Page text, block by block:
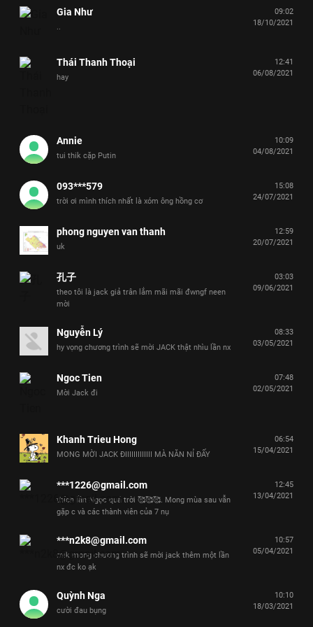
Gia Như
09:02
18/10/2021
Thái Thanh Thoại
hay
12:41
06/08/2021
Annie
tui thik cặp Putin
10:09
04/08/2021
093***579
trời ơi mình thích nhất là xóm ông hồng cơ
15:08
24/07/2021
phong nguyen van thanh
uk
12:59
20/07/2021
孔子
theo tôi là jack giả trân lắm mãi mãi đwngf neen
mời
03:03
09/06/2021
Nguyễn Lý
hy vọng chương trình sẽ mời JACK thật nhìu lần nx
08:33
03/05/2021
Ngoc Tien
Mời Jack đi
07:48
02/05/2021
Khanh Trieu Hong
MONG MỜI JACK ĐIIIIIIIIIIIII MÀ NĂN NỈ ĐẤY
06:54
15/04/2021
***1226@gmail.com
thích lần Ngọc quá trời 🥰🥰🥰. Mong mùa sau vẫn
gặp c và các thành viên của 7 nụ
12:45
13/04/2021
***n2k8@gmail.com
mik mong chương trình sẽ mời jack thêm một lần
nx đc ko ạk
10:57
05/04/2021
Quỳnh Nga
cười đau bụng
10:10
18/03/2021